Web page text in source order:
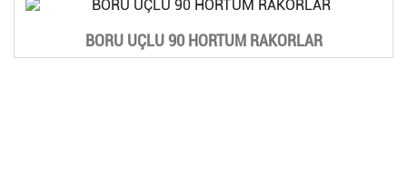
BORU UÇLU 90 HORTUM RAKORLAR